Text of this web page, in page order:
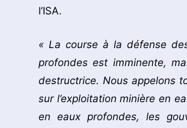
l’ISA.
« La course à la défense
profondes est imminente,
destructrice. Nous appelons
sur l’exploitation minière en
en eaux profondes, les